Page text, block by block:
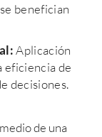
benefician
Aplicación
eficiencia de
decisiones.
de una